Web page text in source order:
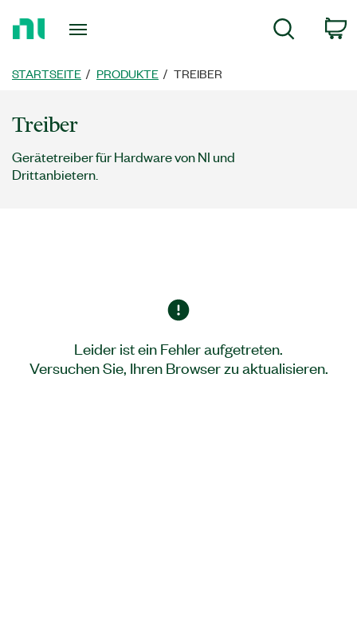
zur
Suche
STARTSEITE PRODUKTE TREIBER
Treiber
Gerätetreiber für Hardware von NI und
Drittanbietern.
Leider ist ein Fehler aufgetreten.
Versuchen Sie, Ihren Browser zu aktualisieren.